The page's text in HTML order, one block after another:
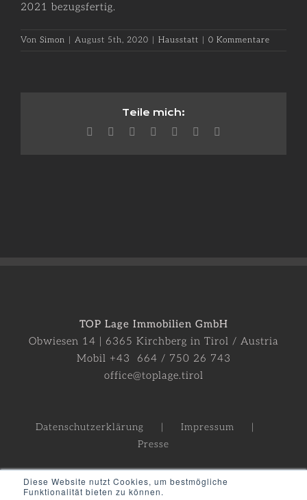
Diese Website nutzt Cookies, um bestmögliche
Funktionalität bieten zu können.
2021 bezugsfertig.
Von Simon August 5th, 2020 Hausstatt 0 Kommentare
Teile mich:
Facebook RedditLinkedInWhatsApp
Pinterest
TOP Lage Immobilien GmbH
Obwiesen 14 | 6365 Kirchberg in Tirol / Austria
Mobil +43 664 / 750 26 743
office@toplage.tirol
Datenschutzerklärung
Impressum
Presse